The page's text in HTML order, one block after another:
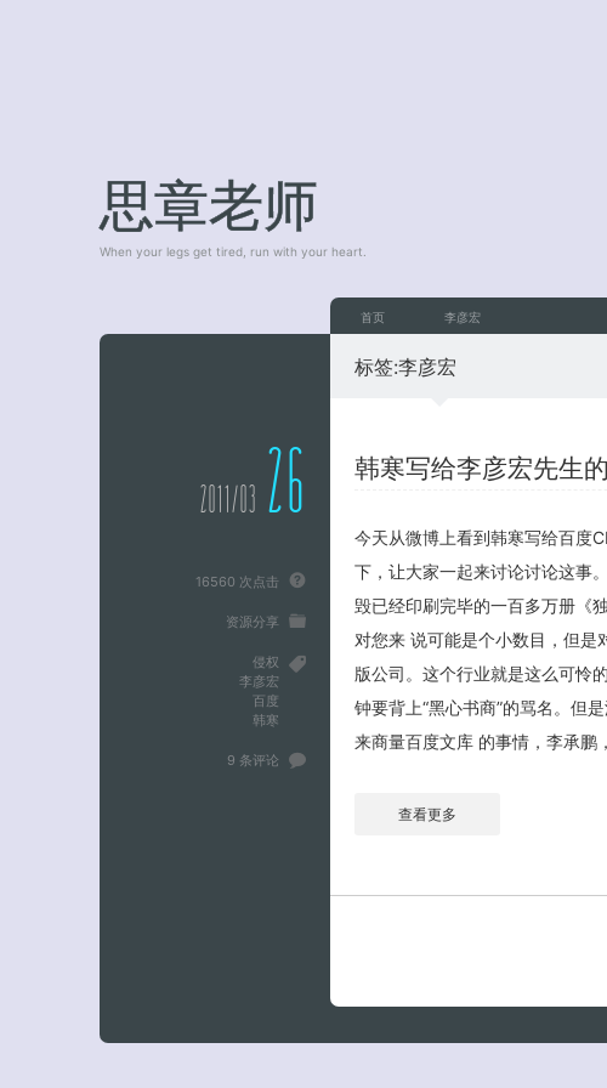
思章老师
When your legs get tired, run with your heart.
首页 李彦宏
标签:李彦宏
韩寒写给李彦宏先生
今天从微博上看到韩寒写给百度
下，让大家一起来讨论讨论这事
毁已经印刷完毕的一百多万册《
对您来 说可能是个小数目，但是
版公司。这个行业就是这么可怜
钟要背上“黑心书商”的骂名。但
来商量百度文库 的事情，李承
查看更多
2011/03 26
16560 次点击
资源分享
侵权
李彦宏
百度
韩寒
9 条评论